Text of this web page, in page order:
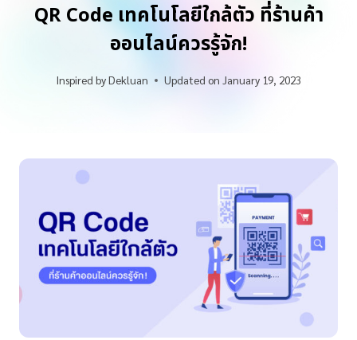
QR Code เทคโนโลยีใกล้ตัว ที่ร้านค้า
ออนไลน์ควรรู้จัก!
Inspired byDekluan Updated on January 19, 2023